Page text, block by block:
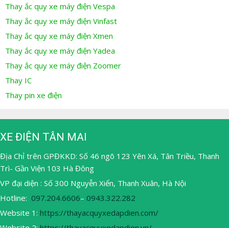
Thay ắc quy xe máy điện Vespa
Thay ắc quy xe máy điện Vinfast
Thay ắc quy xe máy điện Xmen
Thay ắc quy xe máy điện Yadea
Thay ắc quy xe máy điện Zoomer
Thay IC
Thay pin xe điện
XE ĐIỆN TÂN MAI
Địa Chỉ trên GPĐKKD: Số 46 ngõ 123 Yên Xá, Tân Triều, Thanh
Trì- Gần Viện 103 Hà Đông
VP đại diện : Số 300 Nguyễn Xiển, Thanh Xuân, Hà Nội
Hotline: 097.204.6606– 0943.322.282
Website 1: https://thayacquyxedapdien.com/